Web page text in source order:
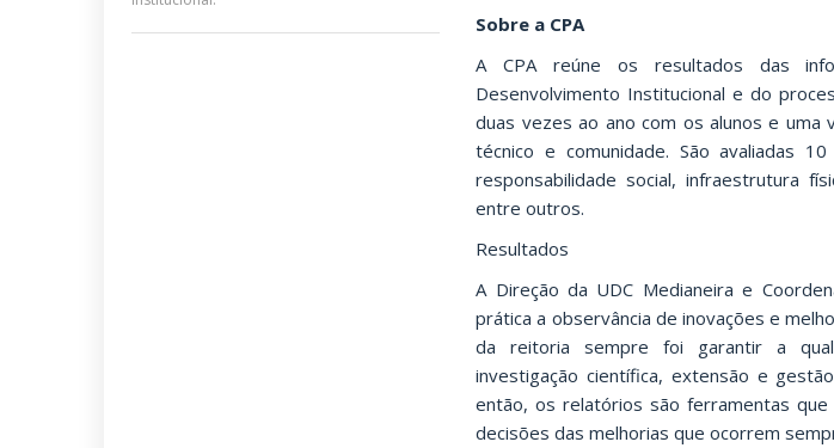
Sobre a CPA
A CPA reúne os resultados das
Desenvolvimento Institucional e do
duas vezes ao ano com os alunos e
técnico e comunidade. São avaliadas
responsabilidade social, infraestrutura
entre outros.
Resultados
A Direção da UDC Medianeira e
prática a observância de inovações e
da reitoria sempre foi garantir a
investigação científica, extensão e
então, os relatórios são ferramentas
decisões das melhorias que ocorrem